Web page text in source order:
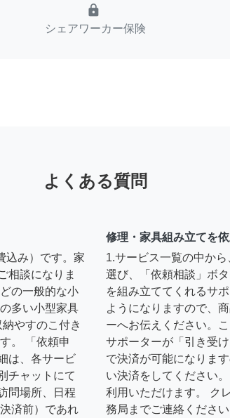
lock
シェアワーカー保険
よくある質問
込み）です。家
相談になりま
の一般的な小
多い小型家具
やすのこ付き
。 「依頼申
は、各サービ
チャットにて
問場所、日程
済前）であれ
修理・家具組み立てを
1.サービス一覧の中か
選び、「依頼相談」ボ
を組み立ててくれるサ
ようになりますので、
ーへお伝えください。
サポーターが「引き受
で決済が可能になりま
い決済をしてください
利用いただけます。 ク
務局までご連絡くださ